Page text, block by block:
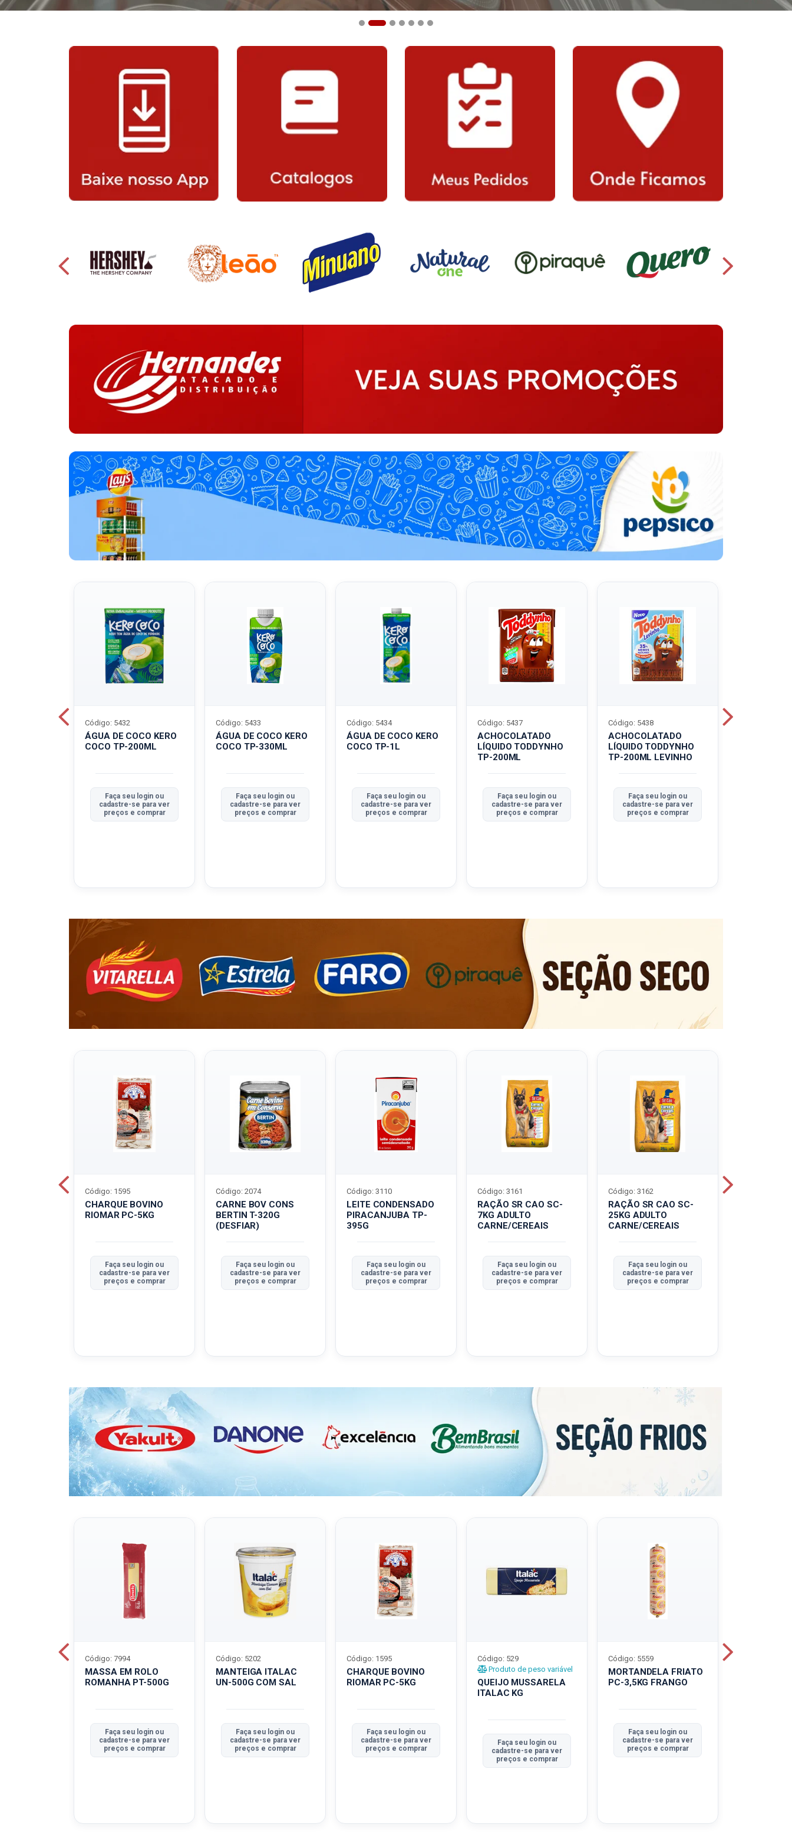
ÁGUA DE COCO KERO
COCO TP-200ML
Código: 5432
Faça seu login ou
cadastre-se para ver
preços e comprar
ÁGUA DE COCO KERO
COCO TP-330ML
Código: 5433
Faça seu login ou
cadastre-se para ver
preços e comprar
ÁGUA DE COCO KERO
COCO TP-1L
Código: 5434
Faça seu login ou
cadastre-se para ver
preços e comprar
ACHOCOLATADO
LÍQUIDO TODDYNHO
TP-200ML
Código: 5437
Faça seu login ou
cadastre-se para ver
preços e comprar
ACHOCOLATADO
LÍQUIDO TODDYNHO
TP-200ML LEVINHO
Código: 5438
Faça seu login ou
cadastre-se para ver
preços e comprar
CHARQUE BOVINO
RIOMAR PC-5KG
Código: 1595
Faça seu login ou
cadastre-se para ver
preços e comprar
CARNE BOV CONS
BERTIN T-320G
(DESFIAR)
Código: 2074
Faça seu login ou
cadastre-se para ver
preços e comprar
LEITE CONDENSADO
PIRACANJUBA TP-
395G
Código: 3110
Faça seu login ou
cadastre-se para ver
preços e comprar
RAÇÃO SR CAO SC-
7KG ADULTO
CARNE/CEREAIS
Código: 3161
Faça seu login ou
cadastre-se para ver
preços e comprar
RAÇÃO SR CAO SC-
25KG ADULTO
CARNE/CEREAIS
Código: 3162
Faça seu login ou
cadastre-se para ver
preços e comprar
MASSA EM ROLO
ROMANHA PT-500G
Código: 7994
Faça seu login ou
cadastre-se para ver
preços e comprar
MANTEIGA ITALAC
UN-500G COM SAL
Código: 5202
Faça seu login ou
cadastre-se para ver
preços e comprar
CHARQUE BOVINO
RIOMAR PC-5KG
Código: 1595
Faça seu login ou
cadastre-se para ver
preços e comprar
QUEIJO MUSSARELA
ITALAC KG
Código: 529
Produto de peso variável
Faça seu login ou
cadastre-se para ver
preços e comprar
MORTANDELA FRIATO
PC-3,5KG FRANGO
Código: 5559
Faça seu login ou
cadastre-se para ver
preços e comprar